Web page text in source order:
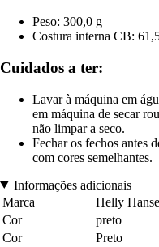
Peso: 300,0 g
Costura interna CB:
Cuidados a ter:
Lavar à máquina em
em máquina de secar
não limpar a seco.
Fechar os fechos antes
com cores semelhantes.
Informações adicionais
Marca
Helly
Cor
preto
Cor
Preto